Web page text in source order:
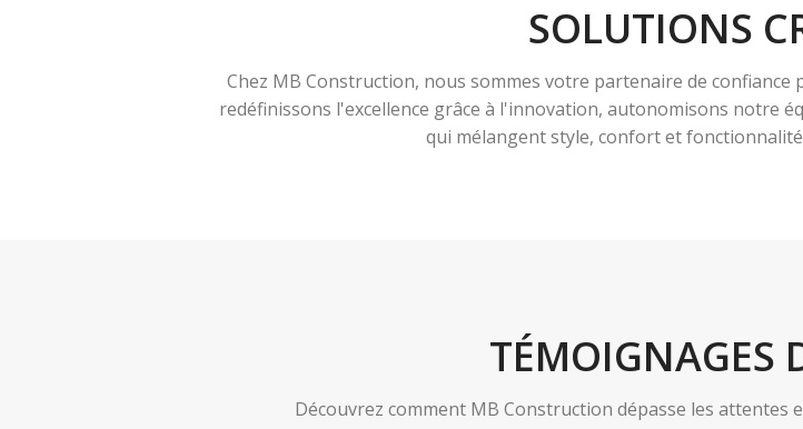
SOLUTIONS
Chez MB Construction, nous sommes votre partenaire de
redéfinissons l'excellence grâce à l'innovation, autonomisons notre
qui mélangent style, confort et
TÉMOIGNAGES
Découvrez comment MB Construction dépasse les